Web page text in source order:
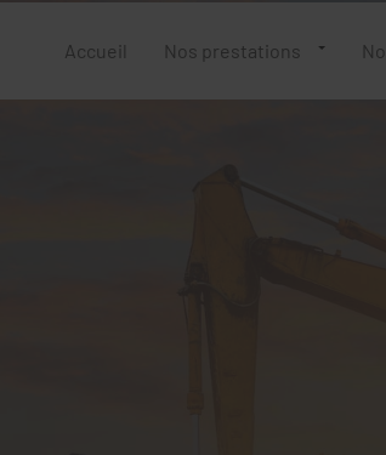
Accueil Nos prestations